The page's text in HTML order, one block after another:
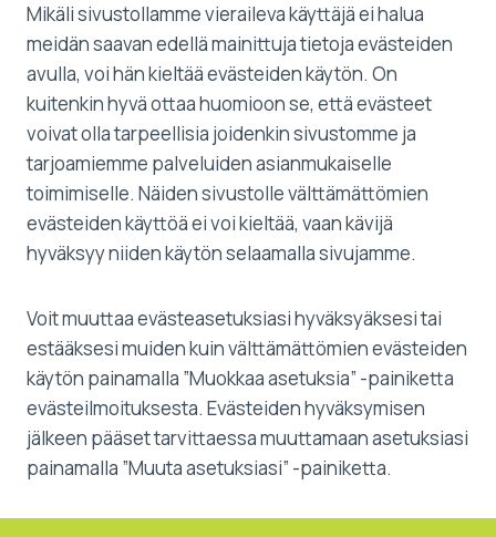
Mikäli sivustollamme vieraileva käyttäjä ei halua
meidän saavan edellä mainittuja tietoja evästeiden
avulla, voi hän kieltää evästeiden käytön. On
kuitenkin hyvä ottaa huomioon se, että evästeet
voivat olla tarpeellisia joidenkin sivustomme ja
tarjoamiemme palveluiden asianmukaiselle
toimimiselle. Näiden sivustolle välttämättömien
evästeiden käyttöä ei voi kieltää, vaan kävijä
hyväksyy niiden käytön selaamalla sivujamme.
Voit muuttaa evästeasetuksiasi hyväksyäksesi tai
estääksesi muiden kuin välttämättömien evästeiden
käytön painamalla ”Muokkaa asetuksia” -painiketta
evästeilmoituksesta. Evästeiden hyväksymisen
jälkeen pääset tarvittaessa muuttamaan asetuksiasi
painamalla ”Muuta asetuksiasi” -painiketta.